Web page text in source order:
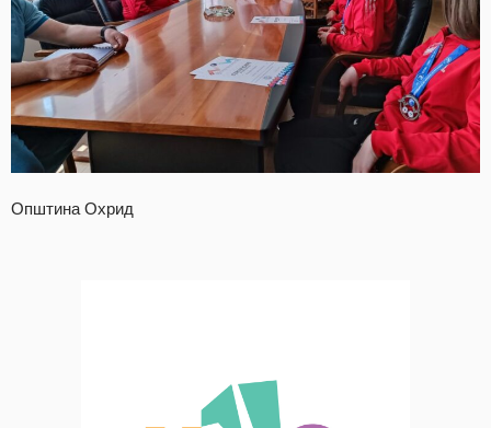
Општина Охрид